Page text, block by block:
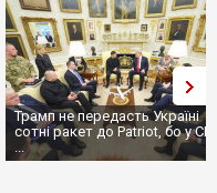
Трамп не передасть Україні
сотні ракет до Patriot, бо у
...